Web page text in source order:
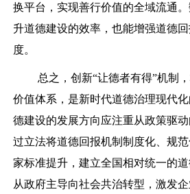
换平台，实现善行价值的全域流通
升道德建设的效率，也能增强道德
度。
总之，创新“让德者有得”机制
价值体系，是新时代道德治理现代
德建设的发展方向应注重从政策驱
过立法将道德回报机制制度化、规
家标准提升，建立全国相对统一的道
从政府主导向社会共治转型，激发